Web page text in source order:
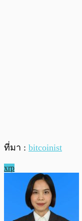
ที่มา : bitcoinist
xrp